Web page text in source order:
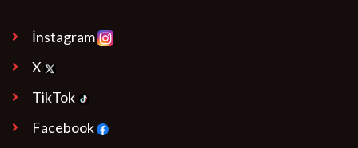
İnstagram
X
TikTok
Facebook